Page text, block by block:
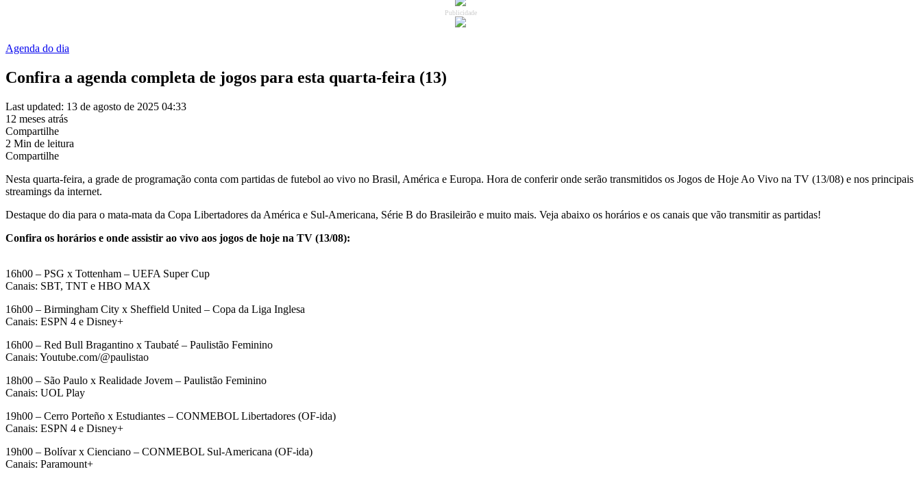
Publicidade
Agenda do dia
Confira a agenda completa de jogos para esta quarta-feira (13)
Last updated: 13 de agosto de 2025 04:33
12 meses atrás
Compartilhe
2 Min de leitura
Compartilhe
Nesta quarta-feira, a grade de programação conta com partidas de futebol ao vivo no Brasil, América e Europa. Hora de conferir onde serão transmitidos os Jogos de Hoje Ao Vivo na TV (13/08) e nos principais
streamings da internet.
Destaque do dia para o mata-mata da Copa Libertadores da América e Sul-Americana, Série B do Brasileirão e muito mais. Veja abaixo os horários e os canais que vão transmitir as partidas!
Confira os horários e onde assistir ao vivo aos jogos de hoje na TV (13/08):
16h00 – PSG x Tottenham – UEFA Super Cup
Canais: SBT, TNT e HBO MAX
16h00 – Birmingham City x Sheffield United – Copa da Liga Inglesa
Canais: ESPN 4 e Disney+
16h00 – Red Bull Bragantino x Taubaté – Paulistão Feminino
Canais: Youtube.com/@paulistao
18h00 – São Paulo x Realidade Jovem – Paulistão Feminino
Canais: UOL Play
19h00 – Cerro Porteño x Estudiantes – CONMEBOL Libertadores (OF-ida)
Canais: ESPN 4 e Disney+
19h00 – Bolívar x Cienciano – CONMEBOL Sul-Americana (OF-ida)
Canais: Paramount+